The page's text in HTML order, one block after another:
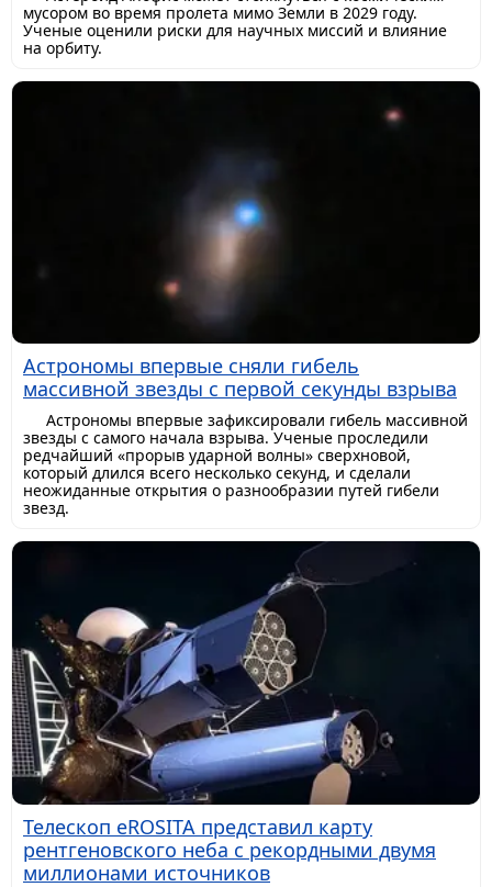
мусором во время пролета мимо Земли в 2029 году.
Ученые оценили риски для научных миссий и влияние
на орбиту.
Астрономы впервые сняли гибель
массивной звезды с первой секунды взрыва
Астрономы впервые зафиксировали гибель массивной
звезды с самого начала взрыва. Ученые проследили
редчайший «прорыв ударной волны» сверхновой,
который длился всего несколько секунд, и сделали
неожиданные открытия о разнообразии путей гибели
звезд.
Телескоп eROSITA представил карту
рентгеновского неба с рекордными двумя
миллионами источников